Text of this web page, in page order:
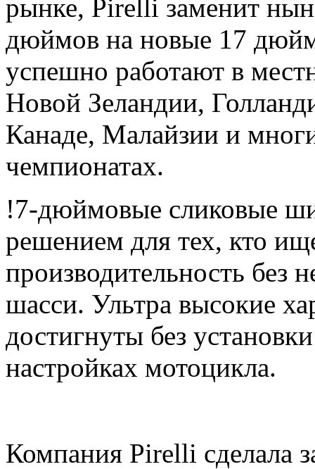
рынке, Pirelli заменит
дюймов на новые 17
успешно работают в
Новой Зеландии,
Канаде, Малайзии и
чемпионатах.
!7-дюймовые сликовые
решением для тех, кто
производительность без
шасси. Ультра высокие
достигнуты без
настройках мотоцикла.
Компания Pirelli сделала